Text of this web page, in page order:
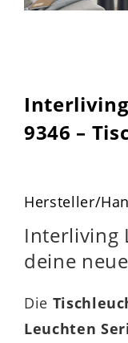
9346 –
Hersteller/
Interliving
deine
Die
Leuchten